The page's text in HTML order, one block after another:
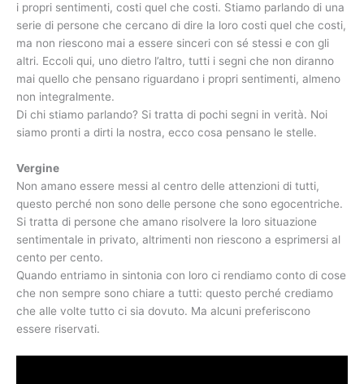
i propri sentimenti, costi quel che costi. Stiamo parlando di una
serie di persone che cercano di dire la loro costi quel che costi,
ma non riescono mai a essere sinceri con sé stessi e con gli
altri. Eccoli qui, uno dietro l’altro, tutti i segni che non diranno
mai quello che pensano riguardano i propri sentimenti, almeno
non integralmente.
Di chi stiamo parlando? Si tratta di pochi segni in verità. Noi
siamo pronti a dirti la nostra, ecco cosa pensano le stelle.
Vergine
Non amano essere messi al centro delle attenzioni di tutti,
questo perché non sono delle persone che sono egocentriche.
Si tratta di persone che amano risolvere la loro situazione
sentimentale in privato, altrimenti non riescono a esprimersi al
cento per cento.
Quando entriamo in sintonia con loro ci rendiamo conto di cose
che non sempre sono chiare a tutti: questo perché crediamo
che alle volte tutto ci sia dovuto. Ma alcuni preferiscono
essere riservati.